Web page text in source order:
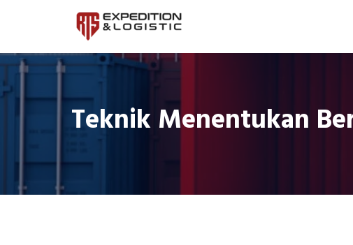
Teknik Menentukan